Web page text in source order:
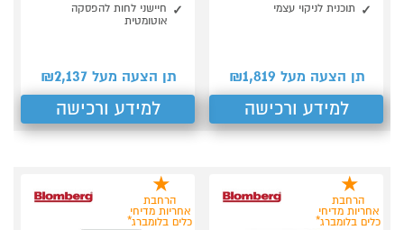
תוכנית לניקוי עצמי
תן הצעה מעל ₪ 1,819
למידע ורכישה
חיישני לחות להפסקה
אוטומטית
תן הצעה מעל ₪ 2,137
למידע ורכישה
הרחבת
אחריות מדיחי
כלים בלומברג*
הרחבת
אחריות מדיחי
כלים בלומברג*